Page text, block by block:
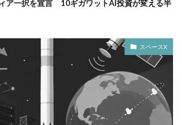
ア一択を宣言 10ギガワットAI投資が変える半
スペースX